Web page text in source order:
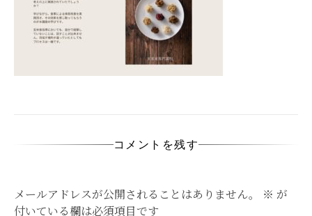
コメントを残す
メールアドレスが公開されることはありません。 ※ が
付いている欄は必須項目です